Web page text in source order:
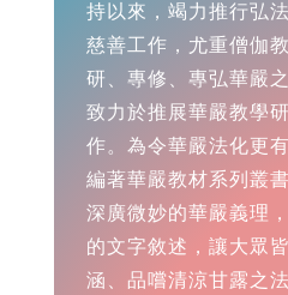
持以來，竭力推行弘
慈善工作，尤重僧伽
研、專修、專弘華嚴
致力於推展華嚴教學
作。為令華嚴法化更
編著華嚴教材系列叢
深廣微妙的華嚴義理
的文字敘述，讓大眾
涵、品嚐清涼甘露之